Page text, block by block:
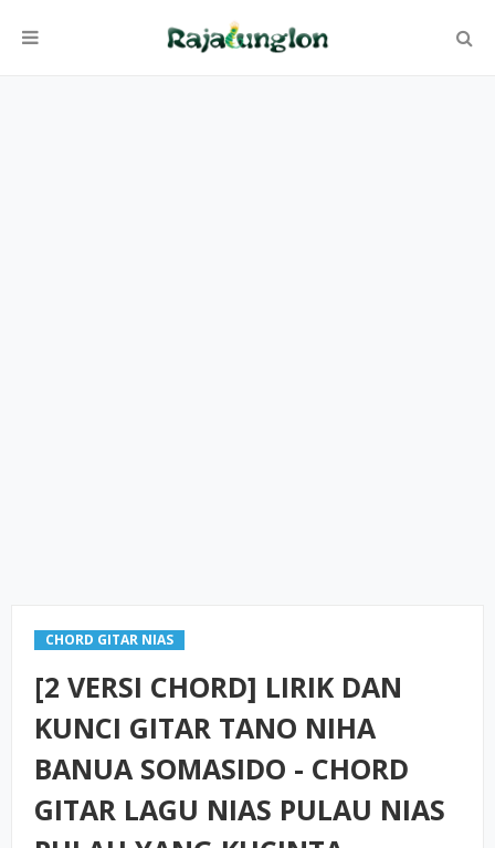
CHORD GITAR NIAS
[2 VERSI CHORD] LIRIK DAN
KUNCI GITAR TANO NIHA
BANUA SOMASIDO - CHORD
GITAR LAGU NIAS PULAU NIAS